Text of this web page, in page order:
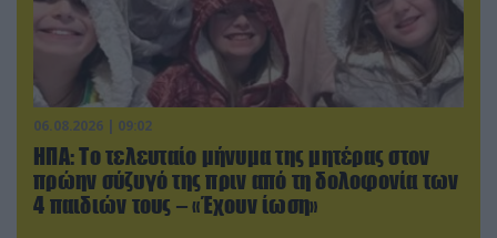
06.08.2026 | 09:02
ΗΠΑ: Το τελευταίο μήνυμα της μητέρας στον
πρώην σύζυγό της πριν από τη δολοφονία των
4 παιδιών τους – «Έχουν ίωση»